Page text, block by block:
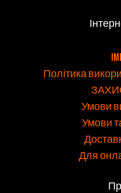
Політика
Умови
Умови
Для